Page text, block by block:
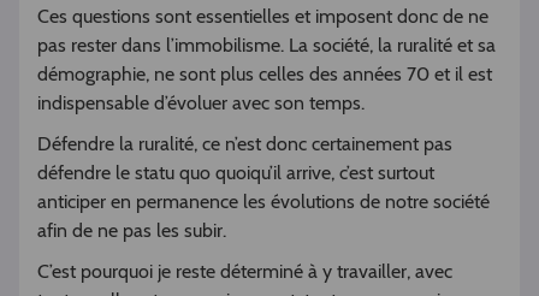
Ces questions sont essentielles et imposent donc de ne
pas rester dans l’immobilisme. La société, la ruralité et sa
démographie, ne sont plus celles des années 70 et il est
indispensable d’évoluer avec son temps.
Défendre la ruralité, ce n’est donc certainement pas
défendre le statu quo quoiqu’il arrive, c’est surtout
anticiper en permanence les évolutions de notre société
afin de ne pas les subir.
C’est pourquoi je reste déterminé à y travailler, avec